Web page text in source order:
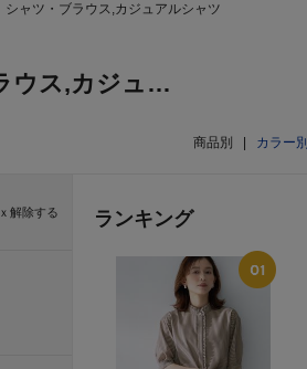
シャツ・ブラウス,カジュアルシャツ
シャツ・ブラウス,カジュアルシャツ
商品別 カラー別
ｘ解除する ランキング